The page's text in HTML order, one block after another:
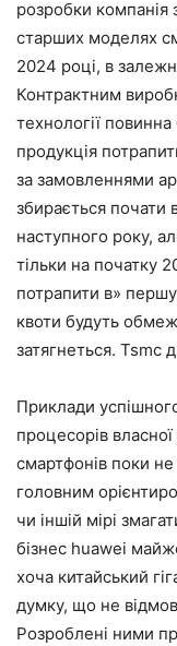
розробки компанія
старших моделях
2024 році, в
Контрактним
технології повинна
продукція
за замовленнями
збирається почати
наступного року,
тільки на початку
потрапити в»
квоти будуть
затягнеться. Tsmc
Приклади
процесорів
смартфонів поки не
головним
чи іншій мірі
бізнес huawei
хоча китайський
думку, що не
Розроблені ними